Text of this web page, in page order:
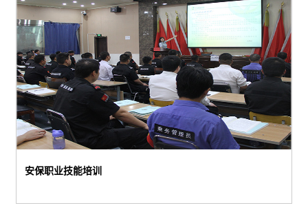
安保职业技能培训